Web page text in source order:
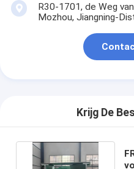
R30-1701, de Weg
Mozhou, Jiangning-
Krijg De